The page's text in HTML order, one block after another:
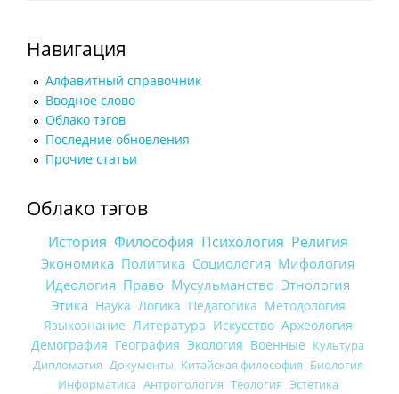
Навигация
Алфавитный справочник
Вводное слово
Облако тэгов
Последние обновления
Прочие статьи
Облако тэгов
История Философия Психология Религия
Экономика Политика Социология Мифология
Идеология Право Мусульманство Этнология
Этика Наука Логика Педагогика Методология
Языкознание Литература Искусство Археология
Демография География Экология Военные Культура
Дипломатия Документы Китайская философия Биология
Информатика Антропология Теология Эстетика